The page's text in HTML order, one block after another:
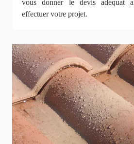
vous donner le devis adéquat
effectuer votre projet.